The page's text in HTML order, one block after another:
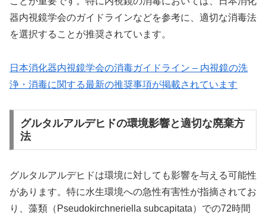
器内視鏡学会のガイドラインなどを参考に、適切な消毒法
を選択することが推奨されています。
日本消化器内視鏡学会の消毒ガイドライン – 内視鏡の洗
浄・消毒に関する最新の推奨事項が掲載されています
グルタルアルデヒドの環境影響と適切な廃棄方
法
グルタルアルデヒドは環境に対しても影響を与える可能性
があります。特に水生環境への急性有害性が指摘されてお
り、藻類（Pseudokirchneriella subcapitata）での72時間